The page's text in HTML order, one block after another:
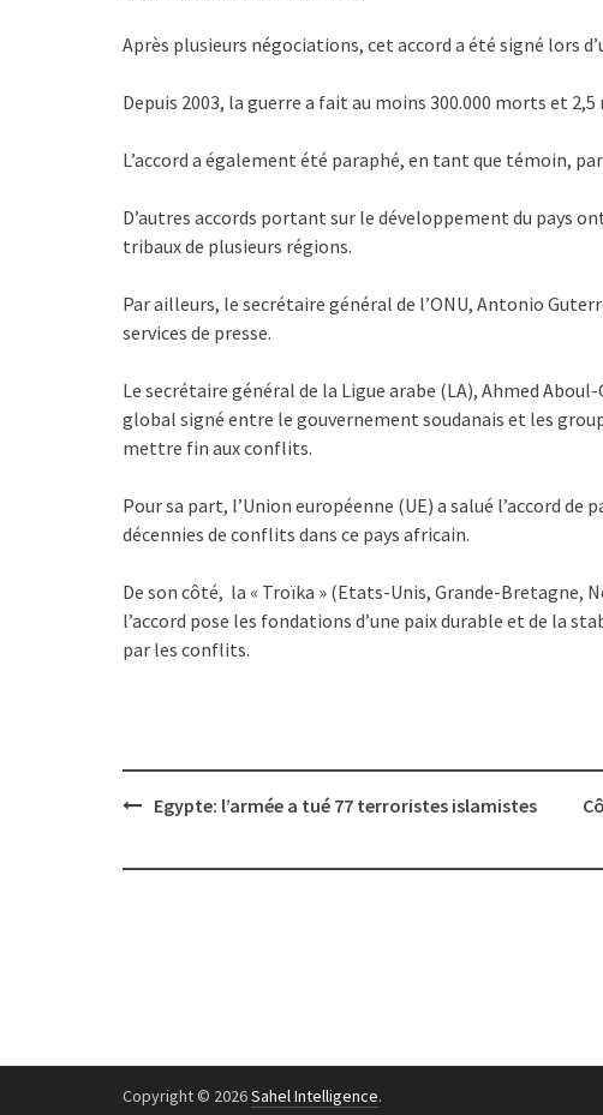
Après plusieurs négociations, cet accord a été signé lors
Depuis 2003, la guerre a fait au moins 300.000 morts et
L’accord a également été paraphé, en tant que témoin,
D’autres accords portant sur le développement du pays
tribaux de plusieurs régions.
Par ailleurs, le secrétaire général de l’ONU, Antonio
services de presse.
Le secrétaire général de la Ligue arabe (LA), Ahmed
global signé entre le gouvernement soudanais et les
mettre fin aux conflits.
Pour sa part, l’Union européenne (UE) a salué l’accord
décennies de conflits dans ce pays africain.
De son côté, la « Troïka » (Etats-Unis, Grande-Bretagne,
l’accord pose les fondations d’une paix durable et de la
par les conflits.
PostEgypte: l’armée a tué 77 terroristes islamistes
Copyright © 2026Sahel Intelligence.